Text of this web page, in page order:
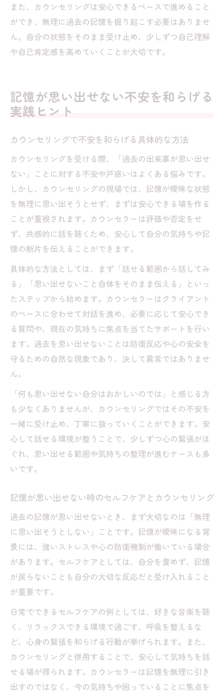
また、カウンセリングは安心できるペースで進めること
ができ、無理に過去の記憶を掘り起こす必要はありませ
ん。自分の状態をそのまま受け止め、少しずつ自己理解
や自己肯定感を高めていくことが大切です。
記憶が思い出せない不安を和らげる
実践ヒント
カウンセリングで不安を和らげる具体的な方法
カウンセリングを受ける際、「過去の出来事が思い出せ
ない」ことに対する不安や戸惑いはよくある悩みです。
しかし、カウンセリングの現場では、記憶が曖昧な状態
を無理に思い出そうとせず、まずは安心できる場を作る
ことが重視されます。カウンセラーは評価や否定をせ
ず、共感的に話を聴くため、安心して自分の気持ちや記
憶の断片を伝えることができます。
具体的な方法としては、まず「話せる範囲から話してみ
る」「思い出せないこと自体をそのまま伝える」といっ
たステップから始めます。カウンセラーはクライアント
のペースに合わせて対話を進め、必要に応じて安心でき
る質問や、現在の気持ちに焦点を当てたサポートを行い
ます。過去を思い出せないことは防衛反応や心の安全を
守るための自然な現象であり、決して異常ではありませ
ん。
「何も思い出せない自分はおかしいのでは」と感じる方
も少なくありませんが、カウンセリングではその不安を
一緒に受け止め、丁寧に扱っていくことができます。安
心して話せる環境が整うことで、少しずつ心の緊張がほ
ぐれ、思い出せる範囲や気持ちの整理が進むケースも多
いです。
記憶が思い出せない時のセルフケアとカウンセリング
過去の記憶が思い出せないとき、まず大切なのは「無理
に思い出そうとしない」ことです。記憶が曖昧になる背
景には、強いストレスや心の防衛機制が働いている場合
があります。セルフケアとしては、自分を責めず、記憶
が戻らないことも自分の大切な反応だと受け入れること
が重要です。
日常でできるセルフケアの例としては、好きな音楽を聴
く、リラックスできる環境で過ごす、呼吸を整えるな
ど、心身の緊張を和らげる行動が挙げられます。また、
カウンセリングと併用することで、安心して気持ちを話
せる場が得られます。カウンセラーは記憶を無理に引き
出すのではなく、今の気持ちや困っていることに焦点を